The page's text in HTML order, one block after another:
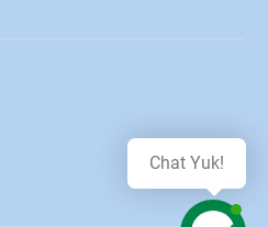
Chat Yuk!